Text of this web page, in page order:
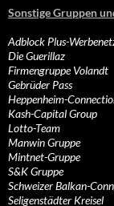
Sonstige Gruppen
Adblock Plus-
Die Guerillaz
Firmengruppe Volandt
Gebrüder Pass
Heppenheim-
Kash-Capital Group
Lotto-Team
Manwin Gruppe
Mintnet-Gruppe
S&K Gruppe
Schweizer Balkan-
Seligenstädter Kreisel